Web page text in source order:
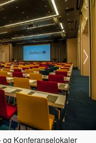
Konferanselokaler